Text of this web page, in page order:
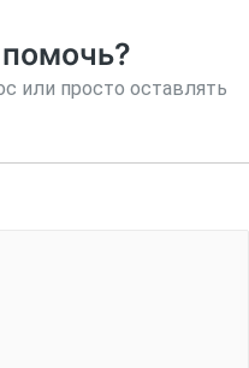
или просто оставлять